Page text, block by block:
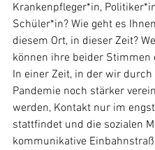
Krankenpfleger*in,
Schüler*in? Wie geht es
diesem Ort, in dieser Zeit?
können ihre beider Stimmen
In einer Zeit, in der wir durch
Pandemie noch stärker
werden, Kontakt nur im
stattfindet und die sozialen
kommunikative